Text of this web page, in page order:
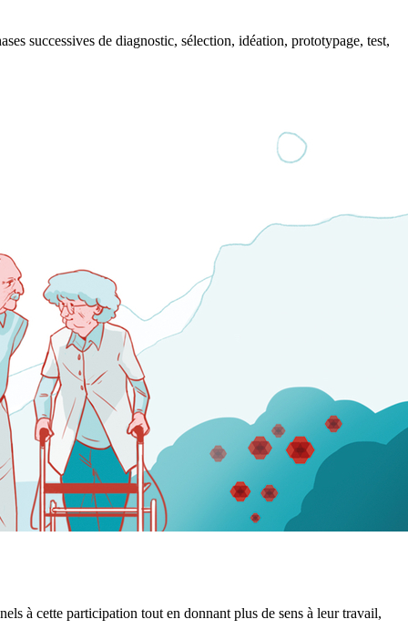
successives de diagnostic, sélection, idéation, prototypage, test,
à cette participation tout en donnant plus de sens à leur travail,